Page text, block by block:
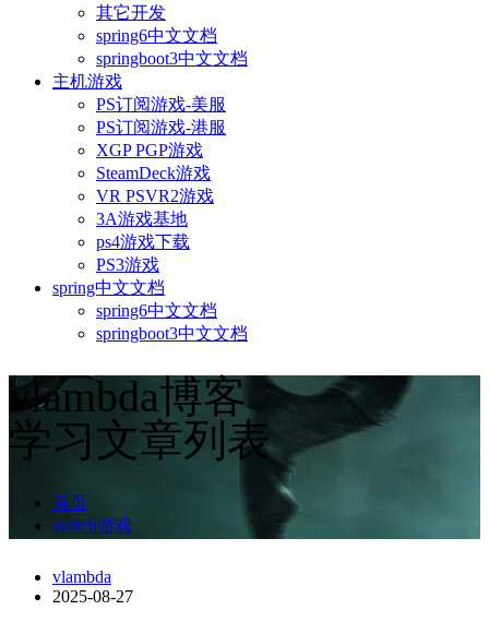
其它开发
spring6中文文档
springboot3中文文档
主机游戏
PS订阅游戏-美服
PS订阅游戏-港服
XGP PGP游戏
SteamDeck游戏
VR PSVR2游戏
3A游戏基地
ps4游戏下载
PS3游戏
spring中文文档
spring6中文文档
springboot3中文文档
vlambda博客
学习文章列表
首页
switch游戏
vlambda
2025-08-27